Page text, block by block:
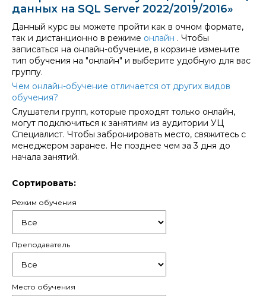
данных на SQL Server 2022/2019/2016»
Данный курс вы можете пройти как в очном формате,
так и дистанционно в режиме онлайн . Чтобы
записаться на онлайн-обучение, в корзине измените
тип обучения на "онлайн" и выберите удобную для вас
группу.
Чем онлайн-обучение отличается от других видов
обучения?
Слушатели групп, которые проходят только онлайн,
могут подключиться к занятиям из аудитории УЦ
Специалист. Чтобы забронировать место, свяжитесь с
менеджером заранее. Не позднее чем за 3 дня до
начала занятий.
Сортировать:
Режим обучения
Преподаватель
Место обучения